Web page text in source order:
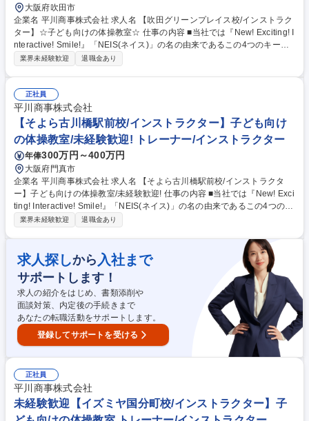
大阪府吹田市
企業名 平川商事株式会社 求人名 【吹田グリーンプレイス校/インストラク
ター】☆子ども向けの体操教室☆ 仕事の内容 ■当社では『New! Exciting! I
nteractive! Smile!』「NEIS(ネイス)」の名の由来であるこの4つのキーワ
ードを合言葉に、心と体の健康作りのお手伝いをしております！ 【具体的
ンとした体操教室で、指導から教室運営まで幅広く活躍することができま
す。ネイス本部の研修プログラムがあるので、未経験の方でも無理なく業
務が覚えられる環境です。 募集職種 【吹田グリーンプレイス校/インスト
ラクター】☆子ども向けの体操教室☆
業界未経験歓迎 退職金あり
正社員
平川商事株式会社
【そよら古川橋駅前校/インストラクター】子ども向け
の体操教室/未経験歓迎! トレーナー/インストラクター
年俸300万円～400万円
大阪府門真市
企業名 平川商事株式会社 求人名 【そよら古川橋駅前校/インストラクタ
ー】子ども向けの体操教室/未経験歓迎! 仕事の内容 ■当社では『New! Exci
ting! Interactive! Smile!』「NEIS(ネイス)」の名の由来であるこの4つのキ
ーワードを合言葉に、心と体の健康作りのお手伝いをしております！ 【具
の運営・管理 ■スタッフの管理や人材育成 ★幼児から小学生までの児童を
メインとした体操教室で、指導から教室運営まで幅広く活躍することがで
きます。ネイス本部の研修プログラムがあるので、未経験の方でも無理な
く業務が覚えられる環境です。 募集職種 【そよら古川橋駅前校/インスト
ラクター】子ども向けの体操教室/未経験歓迎!
業界未経験歓迎 退職金あり
求人探しから 入社まで
サポートします！
求人の紹介をはじめ、書類添削や
面談対策、内定後の手続きまで
あなたの転職活動をサポートします。
登録してサポートを受ける
正社員
平川商事株式会社
未経験歓迎【イズミヤ国分町校/インストラクター】子